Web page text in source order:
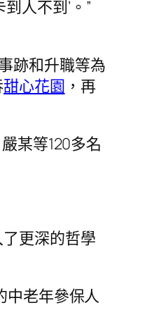
人不到’。”
跡和升職等為
甜心花園 ，再
某等120多名
更深的哲學
中老年參保人